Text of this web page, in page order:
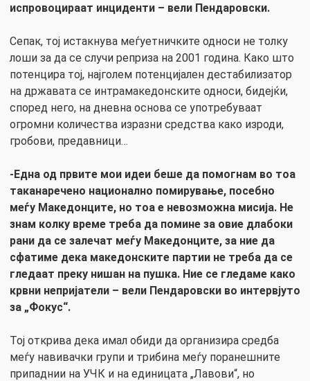
испровоцираат инциденти – вели Пендаровски.
Сепак, тој истакнува меѓуетничките односи не толку
лоши за да се случи реприза на 2001 година. Како што
потенцира тој, најголем потенцијален дестабилизатор
на државата се интрамакедонските односи, бидејќи,
според него, на дневна основа се употребуваат
огромни количества изразни средства како изроди,
гробови, предавници…
-Една од првите мои идеи беше да помогнам во тоа
таканаречено национално помирување, посебно
меѓу Македонците, но тоа е невозможна мисија. Не
знам колку време треба да помине за овие длабоки
рани да се залечат меѓу Македонците, за ние да
сфатиме дека македонските партии не треба да се
гледаат преку нишан на пушка. Ние се гледаме како
крвни непријатели – вели Пендаровски во интервјуто
за „Фокус“.
Тој открива дека имал обиди да организира средба
меѓу навивачки групи и трибина меѓу поранешните
припаднии на УЧК и на единицата „Лавови“, но